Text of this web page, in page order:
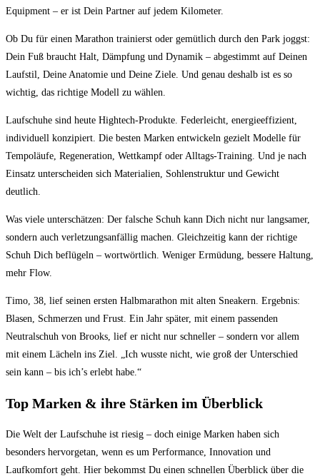
Equipment – er ist Dein Partner auf jedem Kilometer.
Ob Du für einen Marathon trainierst oder gemütlich durch den Park joggst:
Dein Fuß braucht Halt, Dämpfung und Dynamik – abgestimmt auf Deinen
Laufstil, Deine Anatomie und Deine Ziele. Und genau deshalb ist es so
wichtig, das richtige Modell zu wählen.
Laufschuhe sind heute Hightech-Produkte. Federleicht, energieeffizient,
individuell konzipiert. Die besten Marken entwickeln gezielt Modelle für
Tempoläufe, Regeneration, Wettkampf oder Alltags-Training. Und je nach
Einsatz unterscheiden sich Materialien, Sohlenstruktur und Gewicht
deutlich.
Was viele unterschätzen: Der falsche Schuh kann Dich nicht nur langsamer,
sondern auch verletzungsanfällig machen. Gleichzeitig kann der richtige
Schuh Dich beflügeln – wortwörtlich. Weniger Ermüdung, bessere Haltung,
mehr Flow.
Timo, 38, lief seinen ersten Halbmarathon mit alten Sneakern. Ergebnis:
Blasen, Schmerzen und Frust. Ein Jahr später, mit einem passenden
Neutralschuh von Brooks, lief er nicht nur schneller – sondern vor allem
mit einem Lächeln ins Ziel. „Ich wusste nicht, wie groß der Unterschied
sein kann – bis ich’s erlebt habe.“
Top Marken & ihre Stärken im Überblick
Die Welt der Laufschuhe ist riesig – doch einige Marken haben sich
besonders hervorgetan, wenn es um Performance, Innovation und
Laufkomfort geht. Hier bekommst Du einen schnellen Überblick über die